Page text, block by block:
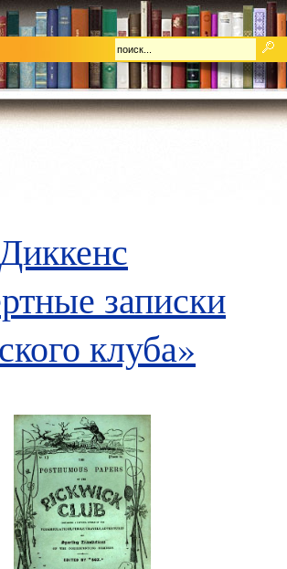
записки
клуба»